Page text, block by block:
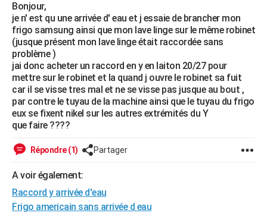
Essais
Réserver un essai
Citadines
Berlines
SUV
Forum auto
+HIGH-TECH
Mobiles
Meilleur smartphone
Internet
Ordinateurs
Jeux vidéo
Guide high-tech
+BRICOLAGE
Forum
Aménagement intérieur
Extérieur
Cuisine
Salle de bains
Jardinage
Rangement
WEEK-END
Guides de France
Escapades
Patrimoine
Expositions
Musées
Week-end nature
LIFESTYLE
Art de vivre
Bien-être
Loisirs
ModeModes de vie
SANTE
Alimentation
Guide de la santé
Maladies
Médicaments
Sommeil
Destinations
City break
Voyage nature
Voyage de noces
Forum
Climat
BONS PLANS
Bonjour,
je n' est qu une arrivée d' eau et j essaie de brancher mon
frigo samsung ainsi que mon lave linge sur le même robinet
(jusque présent mon lave linge était raccordée sans
problème )
jai donc acheter un raccord en y en laiton 20/27 pour
mettre sur le robinet et la quand j ouvre le robinet sa fuit
car il se visse tres mal et ne se visse pas jusque au bout ,
par contre le tuyau de la machine ainsi que le tuyau du frigo
eux se fixent nikel sur les autres extrémités du Y
que faire ????
Répondre (1) Partager
A voir également:
Raccord y arrivée d'eau
Frigo americain sans arrivée d eau